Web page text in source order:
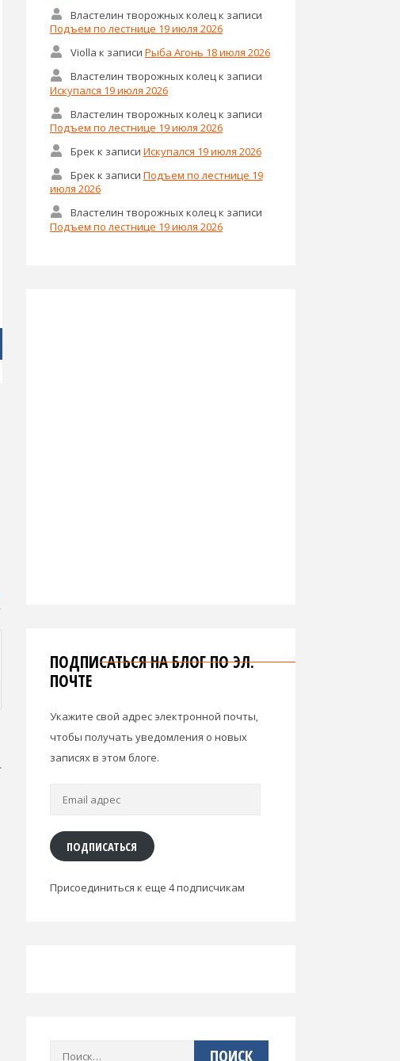
Властелин творожных колец к записи
Подъем по лестнице 19 июля 2026
Violla к записи Рыба Агонь 18 июля 2026
Властелин творожных колецк записи
Искупался 19 июля 2026
Властелин творожных колец к записи
Подъем по лестнице 19 июля 2026
Брек к записи Искупался 19 июля 2026
Брек к записи Подъем по лестнице 19
июля 2026
Властелин творожных колецк записи
Подъем по лестнице 19 июля 2026
ПОДПИСАТЬСЯ НА БЛОГ ПО ЭЛ.
ПОЧТЕ
Укажите свой адрес электронной почты,
чтобы получать уведомления о новых
записях в этом блоге.
Email
ПОДПИСАТЬСЯ
Присоединиться к еще 4 подписчикам